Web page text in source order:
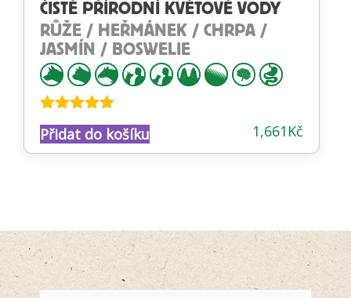
ČISTĚ PŘÍRODNÍ KVĚTOVÉ VODY
RŮŽE / HEŘMÁNEK / CHRPA /
JASMÍN / BOSWELIE
Hodnocení
5.00z 5 1,661 Kč
Přidat do košíku